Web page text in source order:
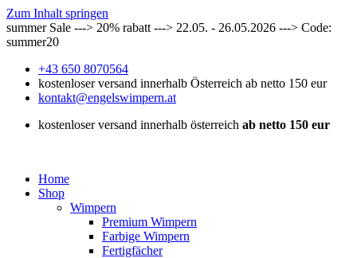
Zum Inhalt springen
summer Sale ---> 20% rabatt ---> 22.05. - 26.05.2026 ---> Code:
summer20
+43 650 8070564
kostenloser versand innerhalb Österreich ab netto 150 eur
kontakt@engelswimpern.at
kostenloser versand innerhalb österreich ab netto 150 eur
Home
Shop
Wimpern
Premium Wimpern
Farbige Wimpern
Fertigfächer